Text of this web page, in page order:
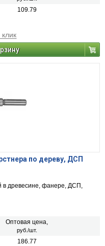
109.79
по дереву, ДСП
в древесине, фанере, ДСП,
Оптовая цена,
руб./шт.
186.77